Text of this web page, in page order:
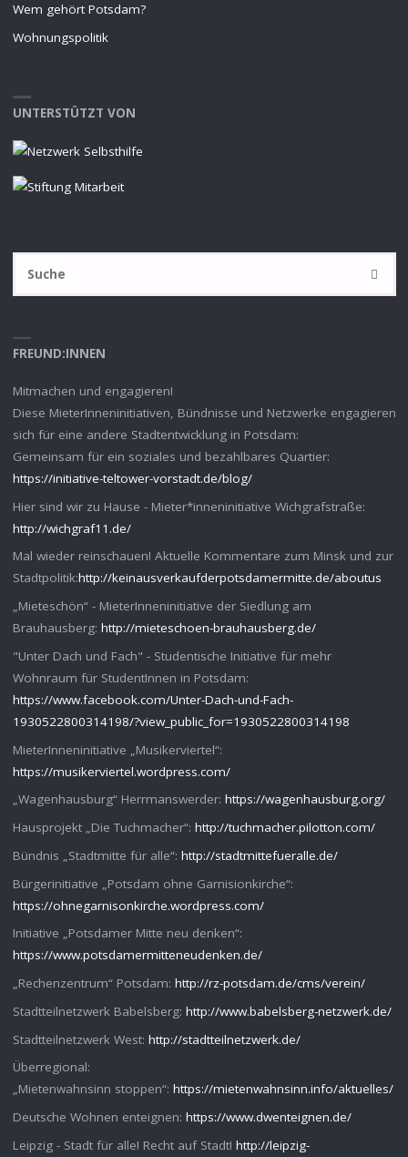
Wem gehört Potsdam?
Wohnungspolitik
UNTERSTÜTZT VON
SUCHE
FREUND:INNEN
Mitmachen und engagieren!
Diese MieterInneninitiativen, Bündnisse und Netzwerke engagieren
sich für eine andere Stadtentwicklung in Potsdam:
Gemeinsam für ein soziales und bezahlbares Quartier:
https://initiative-teltower-vorstadt.de/blog/
Hier sind wir zu Hause - Mieter*inneninitiative Wichgrafstraße:
http://wichgraf11.de/
Mal wieder reinschauen! Aktuelle Kommentare zum Minsk und zur
Stadtpolitik:http://keinausverkaufderpotsdamermitte.de/aboutus
„Mieteschön“ - MieterInneninitiative der Siedlung am
Brauhausberg: http://mieteschoen-brauhausberg.de/
"Unter Dach und Fach" - Studentische Initiative für mehr
Wohnraum für StudentInnen in Potsdam:
https://www.facebook.com/Unter-Dach-und-Fach-
1930522800314198/?view_public_for=1930522800314198
MieterInneninitiative „Musikerviertel“:
https://musikerviertel.wordpress.com/
„Wagenhausburg“ Herrmanswerder: https://wagenhausburg.org/
Hausprojekt „Die Tuchmacher“: http://tuchmacher.pilotton.com/
Bündnis „Stadtmitte für alle“: http://stadtmittefueralle.de/
Bürgerinitiative „Potsdam ohne Garnisionkirche“:
https://ohnegarnisonkirche.wordpress.com/
Initiative „Potsdamer Mitte neu denken“:
https://www.potsdamermitteneudenken.de/
„Rechenzentrum“ Potsdam: http://rz-potsdam.de/cms/verein/
Stadtteilnetzwerk Babelsberg: http://www.babelsberg-netzwerk.de/
Stadtteilnetzwerk West: http://stadtteilnetzwerk.de/
Überregional:
„Mietenwahnsinn stoppen“: https://mietenwahnsinn.info/aktuelles/
Deutsche Wohnen enteignen: https://www.dwenteignen.de/
Leipzig - Stadt für alle! Recht auf Stadt! http://leipzig-